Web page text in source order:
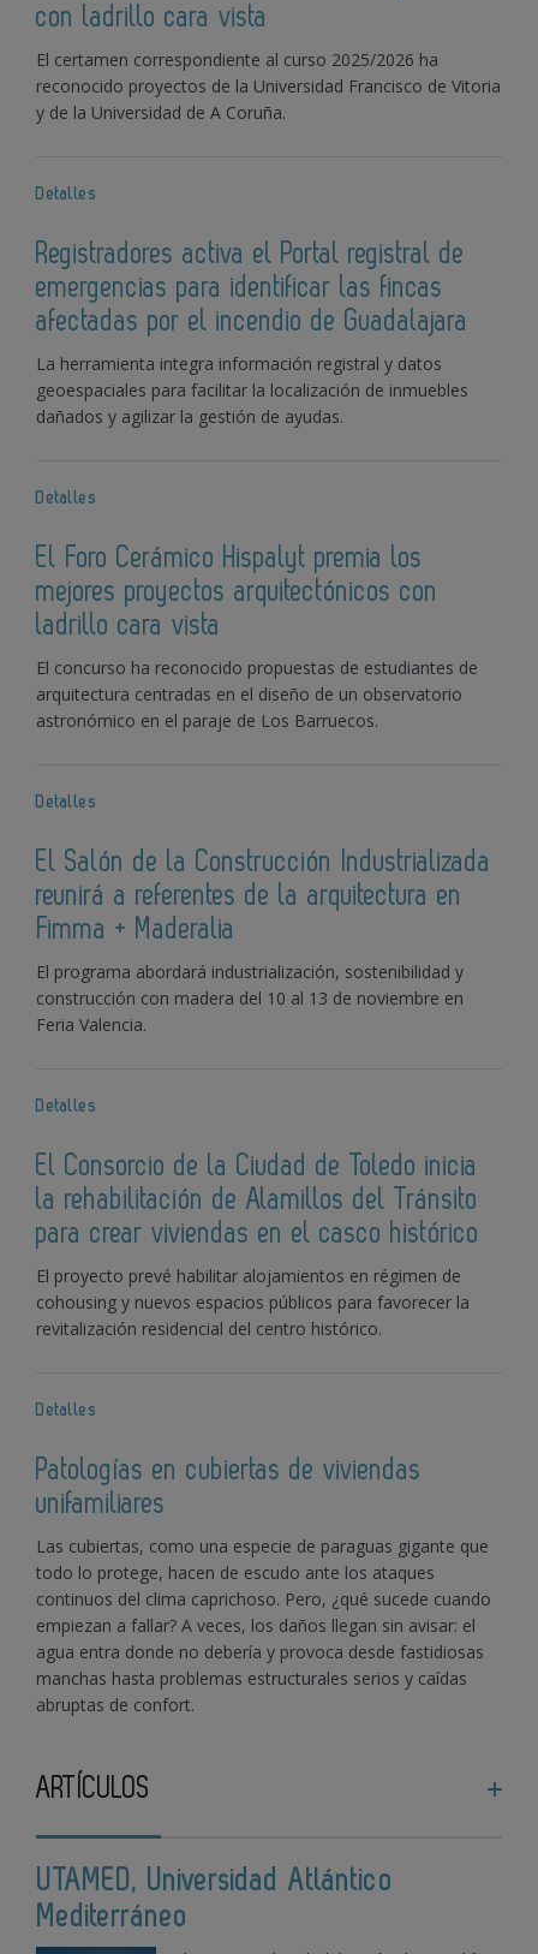
con ladrillo cara vista
El certamen correspondiente al curso 2025/2026 ha
reconocido proyectos de la Universidad Francisco de Vitoria
y de la Universidad de A Coruña.
Detalles
Registradores activa el Portal registral de
emergencias para identificar las fincas
afectadas por el incendio de Guadalajara
La herramienta integra información registral y datos
geoespaciales para facilitar la localización de inmuebles
dañados y agilizar la gestión de ayudas.
Detalles
El Foro Cerámico Hispalyt premia los
mejores proyectos arquitectónicos con
ladrillo cara vista
El concurso ha reconocido propuestas de estudiantes de
arquitectura centradas en el diseño de un observatorio
astronómico en el paraje de Los Barruecos.
Detalles
El Salón de la Construcción Industrializada
reunirá a referentes de la arquitectura en
Fimma + Maderalia
El programa abordará industrialización, sostenibilidad y
construcción con madera del 10 al 13 de noviembre en
Feria Valencia.
Detalles
El Consorcio de la Ciudad de Toledo inicia
la rehabilitación de Alamillos del Tránsito
para crear viviendas en el casco histórico
El proyecto prevé habilitar alojamientos en régimen de
cohousing y nuevos espacios públicos para favorecer la
revitalización residencial del centro histórico.
Detalles
Patologías en cubiertas de viviendas
unifamiliares
Las cubiertas, como una especie de paraguas gigante que
todo lo protege, hacen de escudo ante los ataques
continuos del clima caprichoso. Pero, ¿qué sucede cuando
empiezan a fallar? A veces, los daños llegan sin avisar: el
agua entra donde no debería y provoca desde fastidiosas
manchas hasta problemas estructurales serios y caídas
abruptas de confort.
ARTÍCULOS
UTAMED, Universidad Atlántico
Mediterráneo